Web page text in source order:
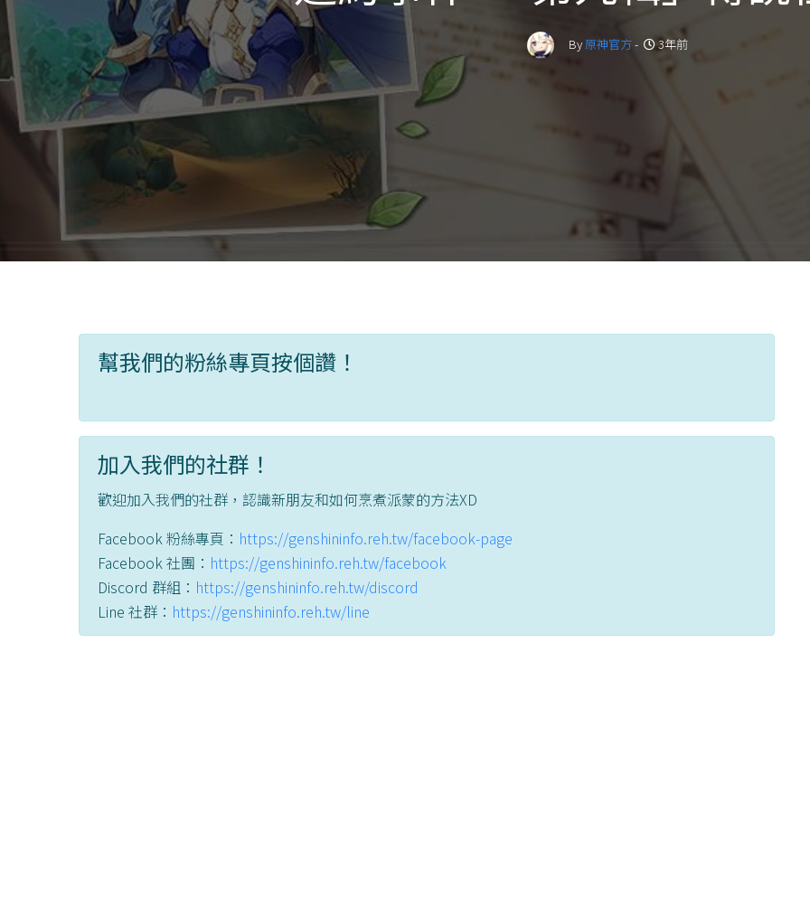
By原神官方- 3年前
幫我們的粉絲專頁按個讚！
加入我們的社群！
歡迎加入我們的社群，認識新朋友和如何烹煮派蒙的方法XD
Facebook 粉絲專頁： https://genshininfo.reh.tw/facebook-page
Facebook 社團： https://genshininfo.reh.tw/facebook
Discord 群組： https://genshininfo.reh.tw/discord
Line 社群： https://genshininfo.reh.tw/line